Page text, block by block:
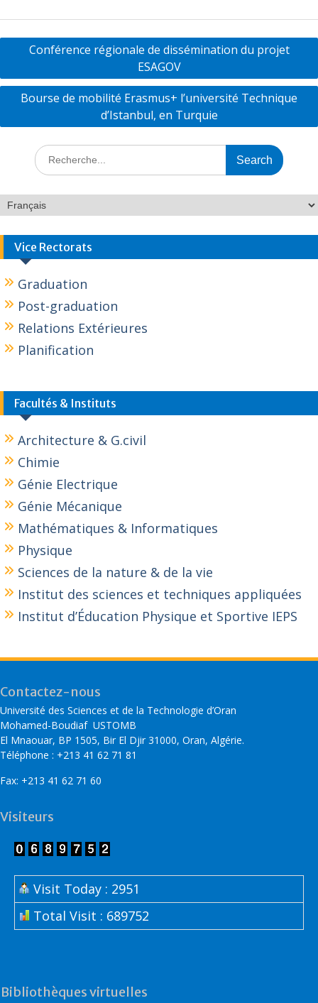
b
o
k
er e
dI
g
er
Conférence régionale de dissémination du projet
ESAGOV
Bourse de mobilité Erasmus+ l’université Technique
d’Istanbul, en Turquie
Vice Rectorats
Graduation
Post-graduation
Relations Extérieures
Planification
Facultés & Instituts
Architecture & G.civil
Chimie
Génie Electrique
Génie Mécanique
Mathématiques & Informatiques
Physique
Sciences de la nature & de la vie
Institut des sciences et techniques appliquées
Institut d’Éducation Physique et Sportive IEPS
Contactez-nous
Université des Sciences et de la Technologie d’Oran
Mohamed-Boudiaf USTOMB
El Mnaouar, BP 1505, Bir El Djir 31000, Oran, Algérie.
Téléphone : +213 41 62 71 81
Fax: +213 41 62 71 60
Visiteurs
Visit Today : 2951
Total Visit : 689752
Bibliothèques virtuelles